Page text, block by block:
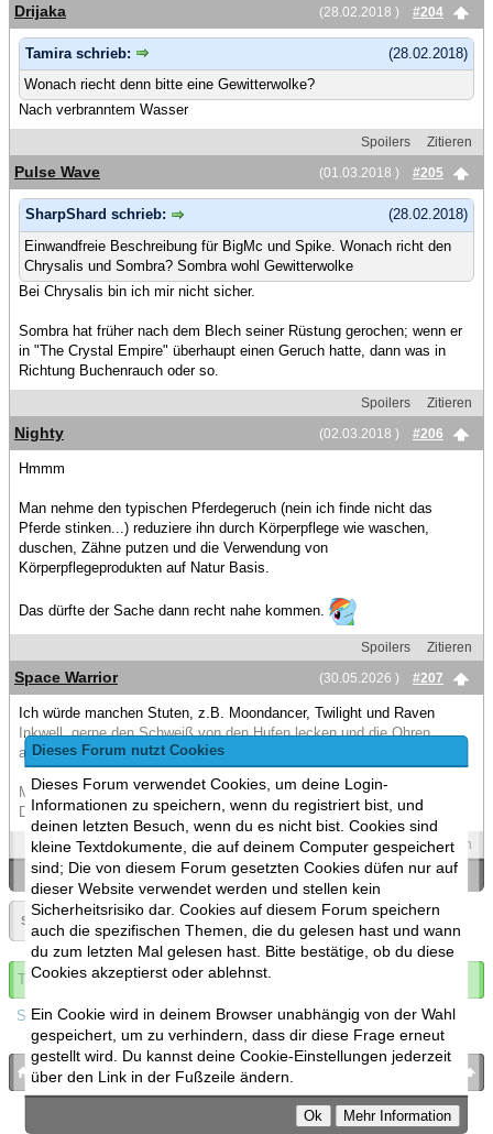
Dieses Forum nutzt Cookies
Dieses Forum verwendet Cookies, um deine Login-
Informationen zu speichern, wenn du registriert bist, und
deinen letzten Besuch, wenn du es nicht bist. Cookies sind
kleine Textdokumente, die auf deinem Computer gespeichert
sind; Die von diesem Forum gesetzten Cookies düfen nur auf
dieser Website verwendet werden und stellen kein
Sicherheitsrisiko dar. Cookies auf diesem Forum speichern
auch die spezifischen Themen, die du gelesen hast und wann
du zum letzten Mal gelesen hast. Bitte bestätige, ob du diese
Cookies akzeptierst oder ablehnst.
Ein Cookie wird in deinem Browser unabhängig von der Wahl
gespeichert, um zu verhindern, dass dir diese Frage erneut
gestellt wird. Du kannst deine Cookie-Einstellungen jederzeit
über den Link in der Fußzeile ändern.
(28.02.2018 )
#204
Drijaka
(28.02.2018)
Tamira schrieb:
Wonach riecht denn bitte eine Gewitterwolke?
Nach verbranntem Wasser
Spoilers
Zitieren
(01.03.2018 )
#205
Pulse Wave
(28.02.2018)
SharpShard schrieb:
Einwandfreie Beschreibung für BigMc und Spike. Wonach richt den
Chrysalis und Sombra? Sombra wohl Gewitterwolke
Bei Chrysalis bin ich mir nicht sicher.
Sombra hat früher nach dem Blech seiner Rüstung gerochen; wenn er
in "The Crystal Empire" überhaupt einen Geruch hatte, dann was in
Richtung Buchenrauch oder so.
Spoilers
Zitieren
(02.03.2018 )
#206
Nighty
Hmmm
Man nehme den typischen Pferdegeruch (nein ich finde nicht das
Pferde stinken...) reduziere ihn durch Körperpflege wie waschen,
duschen, Zähne putzen und die Verwendung von
Körperpflegeprodukten auf Natur Basis.
Das dürfte der Sache dann recht nahe kommen.
Spoilers
Zitieren
(30.05.2026 )
#207
Space Warrior
Ich würde manchen Stuten, z.B. Moondancer, Twilight und Raven
Inkwell, gerne den Schweiß von den Hufen lecken und die Ohren
auslecken. Was denkt ihr, wie würde das schmecken?
Meiner Meinung nach haben die Ponys alle einen sehr angenehmen
Duft, der zu ihrem Thema (Name und CM) passt.
Spoilers Zitieren
«Ein Thema zurück|Ein Thema vor»
Seite:
Thema abonnieren
Spoilers
bronies.de
, mobile Fassung: MyBB GoMobile.
Zur Desktop-Version wechseln